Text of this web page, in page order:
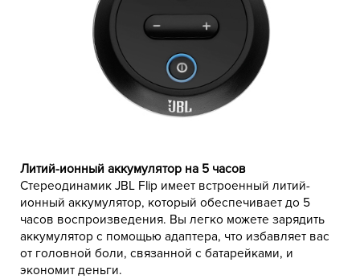
Литий-ионный аккумулятор на 5 часов
Стереодинамик JBL Flip имеет встроенный литий-
ионный аккумулятор, который обеспечивает до 5
часов воспроизведения. Вы легко можете зарядить
аккумулятор с помощью адаптера, что избавляет вас
от головной боли, связанной с батарейками, и
экономит деньги.